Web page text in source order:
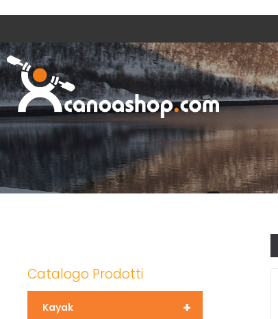
Catalogo Prodotti
+
Kayak